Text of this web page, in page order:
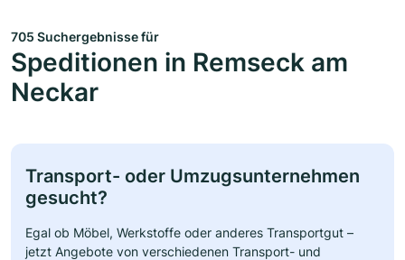
705 Suchergebnisse für
Speditionen in Remseck am
Neckar
Transport- oder Umzugsunternehmen
gesucht?
Egal ob Möbel, Werkstoffe oder anderes Transportgut –
jetzt Angebote von verschiedenen Transport- und